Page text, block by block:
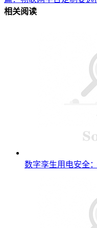
相关阅读
数字孪生用电安全